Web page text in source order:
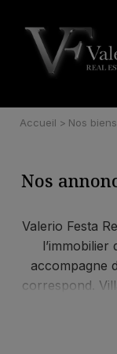
Accueil > Nos
Nos
Valerio Festa
l’immobilier
accompagne
correspond.
meilleures